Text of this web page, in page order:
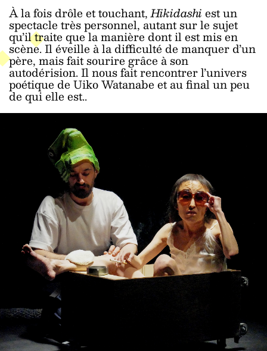
À la fois drôle et touchant,Hikidashiest un
spectacle très personnel, autant sur le sujet
qu’il traite que la manière dont il est mis en
scène. Il éveille à la difficulté de manquer d’un
père, mais fait sourire grâce à son
autodérision. Il nous fait rencontrer l’univers
poétique de Uiko Watanabe et au final un peu
de qui elle est..